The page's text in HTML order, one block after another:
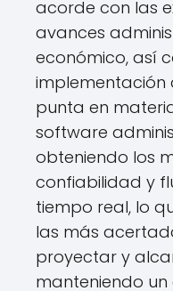
acorde con las
avances
económico, así
implementación
punta en
software
obteniendo los
confiabilidad y
tiempo real, lo
las más
proyectar y
manteniendo un